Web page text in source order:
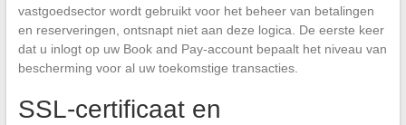
vastgoedsector wordt gebruikt voor het beheer van betalingen
en reserveringen, ontsnapt niet aan deze logica. De eerste keer
dat u inlogt op uw Book and Pay-account bepaalt het niveau van
bescherming voor al uw toekomstige transacties.
SSL-certificaat en